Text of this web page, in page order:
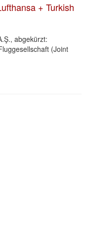
+ Turkish
abgekürzt:
(Joint